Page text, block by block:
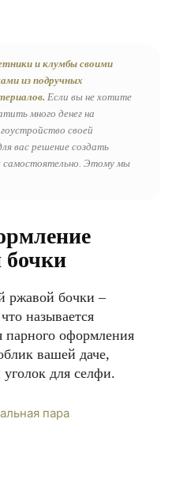
и клумбы своими
из подручных
Если вы не хотите
много денег на
своей
вас решение создать
самостоятельно. Этому мы
бочки
ржавой бочки –
называется
парного оформления
вашей даче,
для селфи.